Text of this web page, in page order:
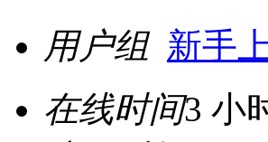
用户组 新手
在线时间3 小